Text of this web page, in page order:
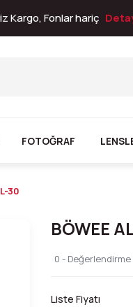
Kargo, Fonlar hariç
FOTOĞRAF
30
BÖWEE
0 -
Liste Fiyatı